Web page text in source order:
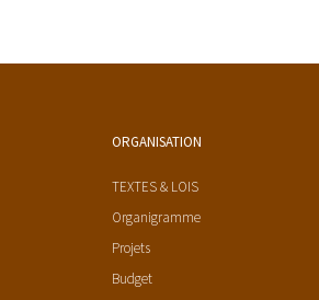
ORGANISATION
TEXTES & LOIS
Organigramme
Projets
Budget